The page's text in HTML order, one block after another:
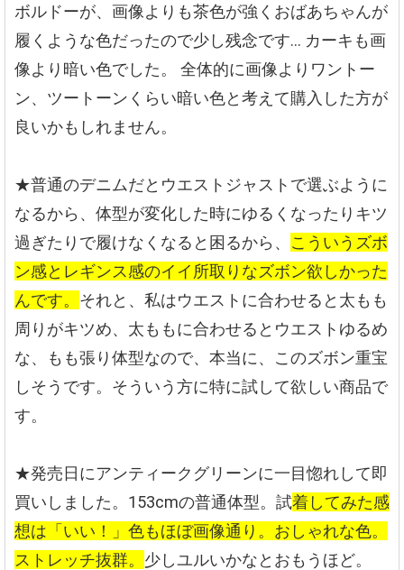
ボルドーが、画像よりも茶色が強くおばあちゃんが
履くような色だったので少し残念です… カーキも画
像より暗い色でした。
全体的に画像よりワントー
ン、ツートーンくらい暗い色と考えて購入した方が
良いかもしれません。
★普通のデニムだとウエストジャストで選ぶように
なるから、体型が変化した時にゆるくなったりキツ
過ぎたりで履けなくなると困るから、 こういうズボ
ン感とレギンス感のイイ所取りなズボン欲しかった
んです。 それと、私はウエストに合わせると太もも
周りがキツめ、太ももに合わせるとウエストゆるめ
な、もも張り体型なので、本当に、このズボン重宝
しそうです。そういう方に特に試して欲しい商品で
す。
★発売日にアンティークグリーンに一目惚れして即
買いしました。153cmの普通体型。試着してみた感
想は「いい！」色もほぼ画像通り。おしゃれな色。
ストレッチ抜群。 少しユルいかなとおもうほど。